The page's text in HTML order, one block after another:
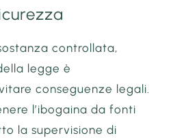
controllata,
legge è
conseguenze legali.
l’ibogaina da fonti
la supervisione di